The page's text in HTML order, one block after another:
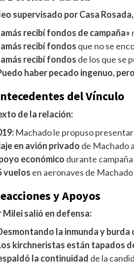
supervisado por Casa
recibí fondos de campaña»
recibí fondos que no se
recibí fondos de los que se
haber pecado ingenuo,
del Vínculo
de la relación:
Machado le propuso
en avión privado de Machado
económico durante
vuelos en aeronaves de
y Apoyos
Milei salió en defensa:
la inmunda y
kirchneristas están tapados
la continuidad de la